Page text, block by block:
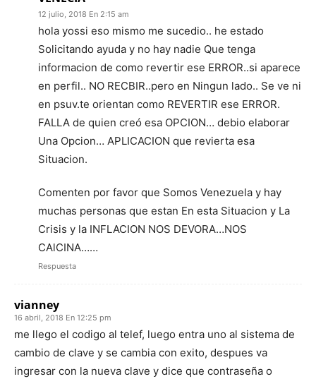
12 julio, 2018 En 2:15 am
hola yossi eso mismo me sucedio.. he estado
Solicitando ayuda y no hay nadie Que tenga
informacion de como revertir ese ERROR..si aparece
en perfil.. NO RECBIR..pero en Ningun lado.. Se ve ni
en psuv.te orientan como REVERTIR ese ERROR.
FALLA de quien creó esa OPCION… debio elaborar
Una Opcion… APLICACION que revierta esa
Situacion.
Comenten por favor que Somos Venezuela y hay
muchas personas que estan En esta Situacion y La
Crisis y la INFLACION NOS DEVORA…NOS
CAlCINA……
Respuesta
vianney
16 abril, 2018 En 12:25 pm
me llego el codigo al telef, luego entra uno al sistema de
cambio de clave y se cambia con exito, despues va
ingresar con la nueva clave y dice que contraseña o